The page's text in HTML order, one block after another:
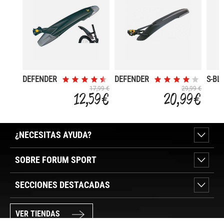
DEFENDER
17,99 €
12,59 €
DEFENDER
29,99 €
20,99 €
S-
¿NECESITAS AYUDA?
SOBRE FORUM SPORT
SECCIONES DESTACADAS
VER TIENDAS